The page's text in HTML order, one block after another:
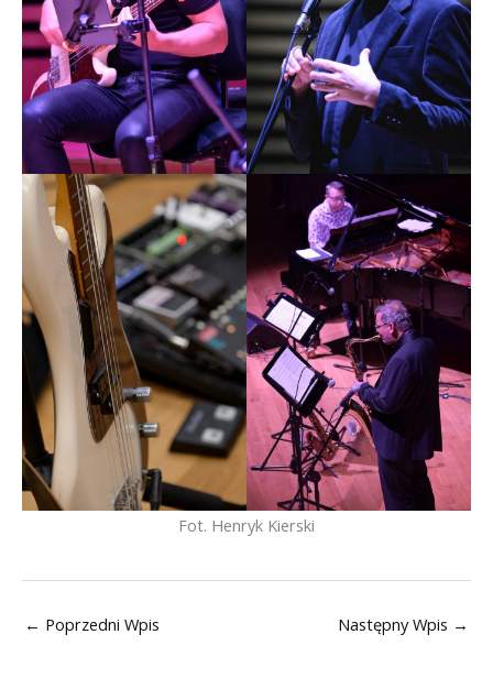
Fot. Henryk Kierski
← Poprzedni Wpis Następny Wpis →